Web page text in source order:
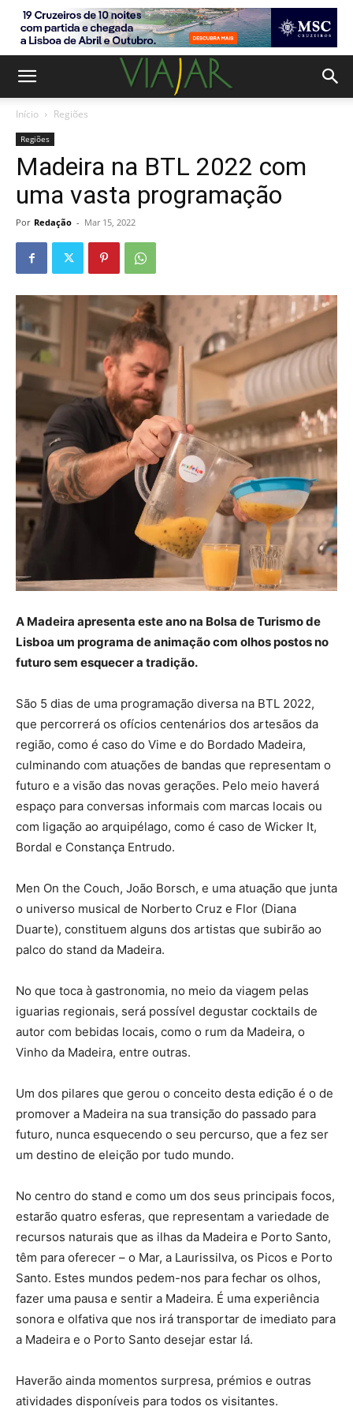
Início Regiões
Regiões
Madeira na BTL 2022 com
uma vasta programação
Por Redação - Mar 15, 2022
A Madeira apresenta este ano na Bolsa de Turismo de
Lisboa um programa de animação com olhos postos no
futuro sem esquecer a tradição.
São 5 dias de uma programação diversa na BTL 2022,
que percorrerá os ofícios centenários dos artesãos da
região, como é caso do Vime e do Bordado Madeira,
culminando com atuações de bandas que representam o
futuro e a visão das novas gerações. Pelo meio haverá
espaço para conversas informais com marcas locais ou
com ligação ao arquipélago, como é caso de Wicker It,
Bordal e Constança Entrudo.
Men On the Couch, João Borsch, e uma atuação que junta
o universo musical de Norberto Cruz e Flor (Diana
Duarte), constituem alguns dos artistas que subirão ao
palco do stand da Madeira.
No que toca à gastronomia, no meio da viagem pelas
iguarias regionais, será possível degustar cocktails de
autor com bebidas locais, como o rum da Madeira, o
Vinho da Madeira, entre outras.
Um dos pilares que gerou o conceito desta edição é o de
promover a Madeira na sua transição do passado para
futuro, nunca esquecendo o seu percurso, que a fez ser
um destino de eleição por tudo mundo.
No centro do stand e como um dos seus principais focos,
estarão quatro esferas, que representam a variedade de
recursos naturais que as ilhas da Madeira e Porto Santo,
têm para oferecer – o Mar, a Laurissilva, os Picos e Porto
Santo. Estes mundos pedem-nos para fechar os olhos,
fazer uma pausa e sentir a Madeira. É uma experiência
sonora e olfativa que nos irá transportar de imediato para
a Madeira e o Porto Santo desejar estar lá.
Haverão ainda momentos surpresa, prémios e outras
atividades disponíveis para todos os visitantes.